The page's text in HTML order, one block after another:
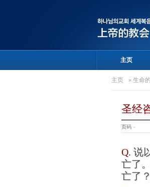
主页
主页 » 生命
圣经
页码 »
Q. 说
亡了
亡了